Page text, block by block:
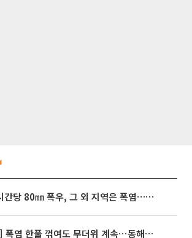
동해안은 시간당 80㎜ 폭우, 그 외 지역은 폭염…‘극과 극 날씨’
[내일 날씨] 폭염 한풀 꺾여도 무더위 계속⋯동해안 이틀 연속 비